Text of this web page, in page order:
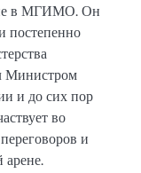
в МГИМО. Он
постепенно
Министром
и до сих пор
во
и